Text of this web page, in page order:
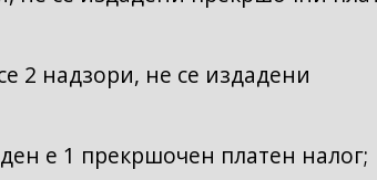
2 надзори, не се издадени
е 1 прекршочен платен налог;